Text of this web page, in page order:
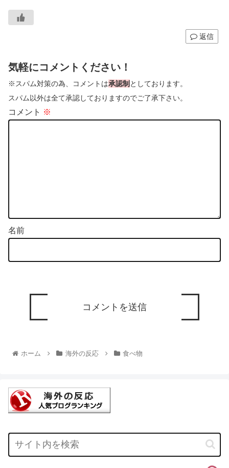
返信
気軽にコメントください！
※スパム対策の為、コメントは承認制 としております。
スパム以外は全て承認しておりますのでご了承下さい。
コメント ※
名前
ホーム 海外の反応 食べ物